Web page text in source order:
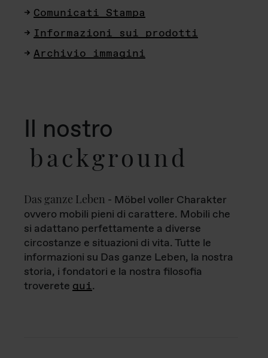
Comunicati Stampa
Informazioni sui prodotti
Archivio immagini
Il nostro
background
Das ganze Leben - Möbel voller Charakter
ovvero mobili pieni di carattere. Mobili che
si adattano perfettamente a diverse
circostanze e situazioni di vita. Tutte le
informazioni su Das ganze Leben, la nostra
storia, i fondatori e la nostra filosofia
troverete qui.